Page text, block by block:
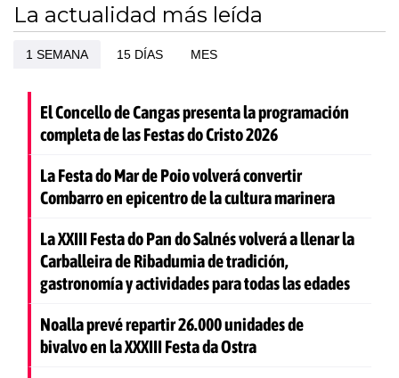
La actualidad más leída
1 SEMANA 15 DÍAS MES
El Concello de Cangas presenta la programación
completa de las Festas do Cristo 2026
La Festa do Mar de Poio volverá convertir
Combarro en epicentro de la cultura marinera
La XXIII Festa do Pan do Salnés volverá a llenar la
Carballeira de Ribadumia de tradición,
gastronomía y actividades para todas las edades
Noalla prevé repartir 26.000 unidades de
bivalvo en la XXXIII Festa da Ostra